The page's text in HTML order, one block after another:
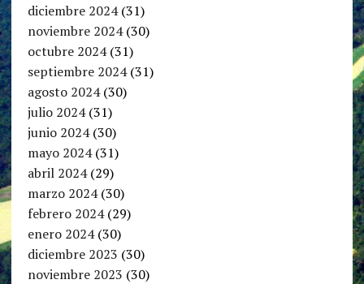
diciembre 2024(31)
noviembre 2024(30)
octubre 2024(31)
septiembre 2024(31)
agosto 2024(30)
julio 2024(31)
junio 2024(30)
mayo 2024(31)
abril 2024(29)
marzo 2024(30)
febrero 2024(29)
enero 2024(30)
diciembre 2023 (30)
noviembre 2023 (30)